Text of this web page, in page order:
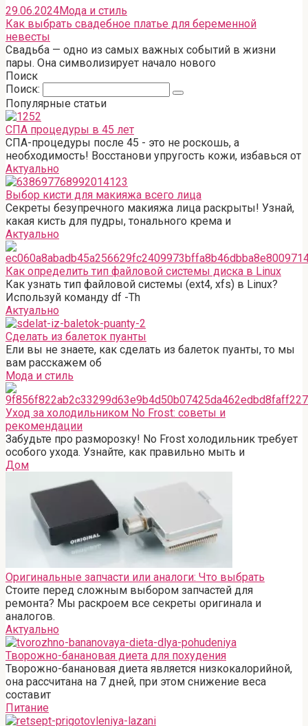
29.06.2024Мода и стиль
Как выбрать свадебное платье для беременной
невесты
Свадьба — одно из самых важных событий в жизни
пары. Она символизирует начало нового
Поиск
Поиск:
Популярные статьи
СПА процедуры в 45 лет
СПА-процедуры после 45 - это не роскошь, а
необходимость! Восстанови упругость кожи, избавься от
Актуально
Выбор кисти для макияжа всего лица
Секреты безупречного макияжа лица раскрыты! Узнай,
какая кисть для пудры, тонального крема и
Актуально
Как определить тип файловой системы диска в Linux
Как узнать тип файловой системы (ext4, xfs) в Linux?
Используй команду df -Th
Актуально
Сделать из балеток пуанты
Ели вы не знаете, как сделать из балеток пуанты, то мы
вам расскажем об
Мода и стиль
Уход за холодильником No Frost: советы и
рекомендации
Забудьте про разморозку! No Frost холодильник требует
особого ухода. Узнайте, как правильно мыть и
Дом
Оригинальные запчасти или аналоги: Что выбрать
Стоите перед сложным выбором запчастей для
ремонта? Мы раскроем все секреты оригинала и
аналогов.
Актуально
Творожно-банановая диета для похудения
Творожно-банановая диета является низкокалорийной,
она рассчитана на 7 дней, при этом снижение веса
составит
Питание